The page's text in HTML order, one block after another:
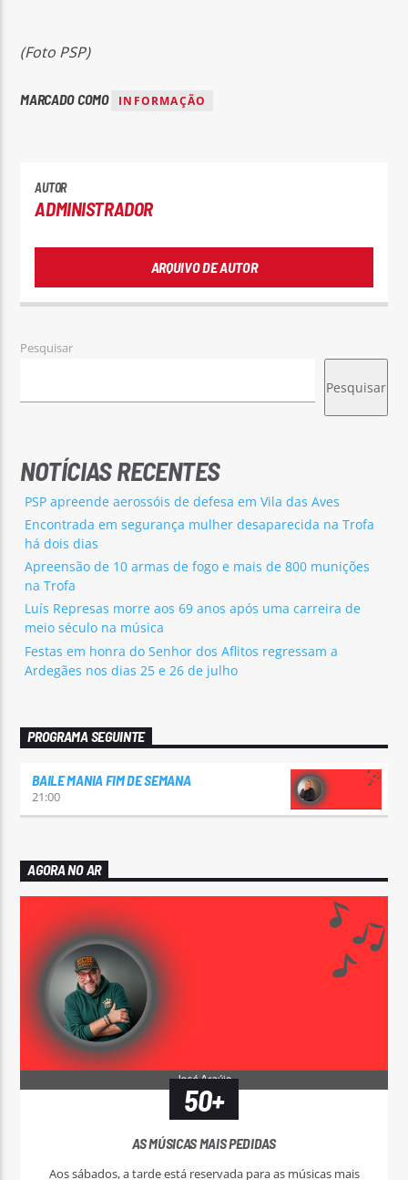
(Foto PSP)
MARCADO COMO INFORMAÇÃO
AUTOR
ADMINISTRADOR
ARQUIVO DE AUTOR
Pesquisar
Pesquisar
NOTÍCIAS RECENTES
PSP apreende aerossóis de defesa em Vila das Aves
Encontrada em segurança mulher desaparecida na Trofa
há dois dias
Apreensão de 10 armas de fogo e mais de 800 munições
na Trofa
Luís Represas morre aos 69 anos após uma carreira de
meio século na música
Festas em honra do Senhor dos Aflitos regressam a
Ardegães nos dias 25 e 26 de julho
PROGRAMA SEGUINTE
BAILE MANIA FIM DE SEMANA
21:00
AGORA NO AR
50+
AS MÚSICAS MAIS PEDIDAS
Aos sábados, a tarde está reservada para as músicas mais